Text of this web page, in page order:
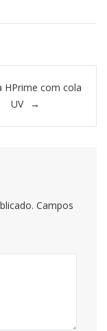
HPrime com cola
UV
Campos